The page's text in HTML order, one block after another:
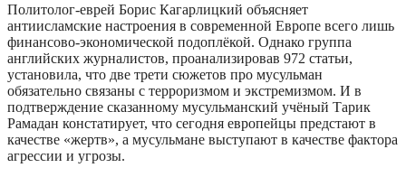
Политолог-еврей Борис Кагарлицкий объясняет
антиисламские настроения в современной Европе всего лишь
финансово-экономической подоплёкой. Однако группа
английских журналистов, проанализировав 972 статьи,
установила, что две трети сюжетов про мусульман
обязательно связаны с терроризмом и экстремизмом. И в
подтверждение сказанному мусульманский учёный Тарик
Рамадан констатирует, что сегодня европейцы предстают в
качестве «жертв», а мусульмане выступают в качестве фактора
агрессии и угрозы.